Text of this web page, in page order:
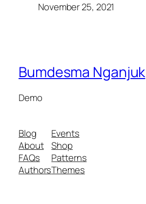
November 25, 2021
Bumdesma Nganjuk
Demo
Blog
About
FAQs
Authors
Events
Shop
Patterns
Themes